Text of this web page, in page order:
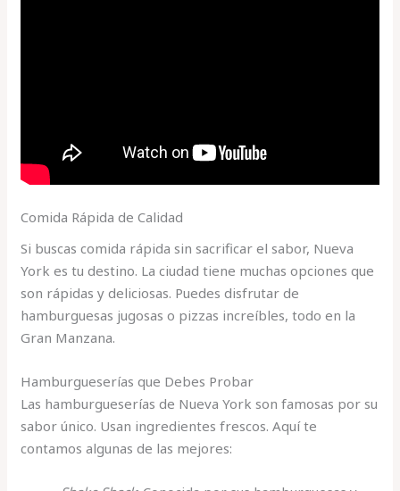
Comida Rápida de Calidad
Si buscas comida rápida sin sacrificar el sabor, Nueva
York es tu destino. La ciudad tiene muchas opciones que
son rápidas y deliciosas. Puedes disfrutar de
hamburguesas jugosas o pizzas increíbles, todo en la
Gran Manzana.
Hamburgueserías que Debes Probar
Las hamburgueserías de Nueva York son famosas por su
sabor único. Usan ingredientes frescos. Aquí te
contamos algunas de las mejores: